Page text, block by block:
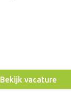
Bekijk vacature